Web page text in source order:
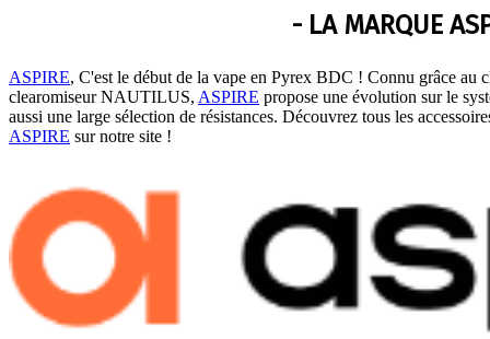
- LA MARQUE
ASPIRE, C'est le début de la vape en Pyrex BDC ! Connu grâce au
clearomiseur NAUTILUS, ASPIRE propose une évolution sur le
aussi une large sélection de résistances. Découvrez tous les
ASPIRE sur notre site !